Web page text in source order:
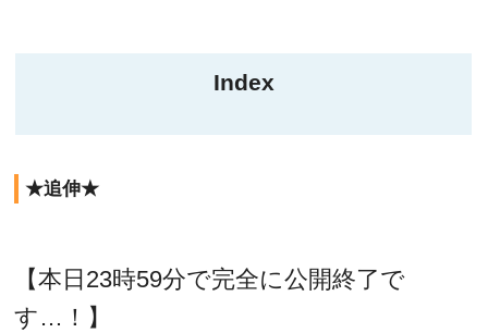
Index
★追伸★
【本日23時59分で完全に公開終了で
す…！】